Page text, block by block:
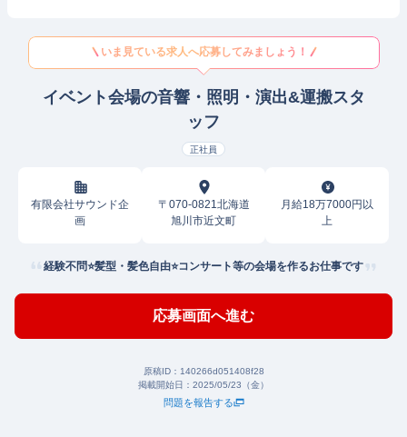
いま見ている求人へ応募してみましょう！
イベント会場の音響・照明・演出&運搬スタ
ッフ
正社員
有限会社サウンド企
画
〒070-0821北海道
旭川市近文町
月給18万7000円以
上
経験不問⭐髪型・髪色自由⭐コンサート等の会場を作るお仕事です
応募画面へ進む
原稿ID： 140266d051408f28
掲載開始日： 2025/05/23（金）
問題を報告する